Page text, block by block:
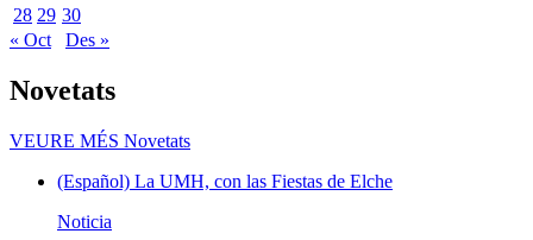
28 29 30
« Oct
Des »
Novetats
VEURE MÉS Novetats
(Español) La UMH, con las Fiestas de Elche
Noticia